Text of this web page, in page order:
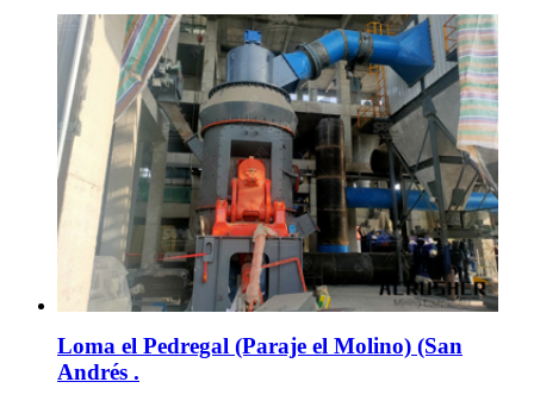
Loma el Pedregal (Paraje el Molino) (San
Andrés .